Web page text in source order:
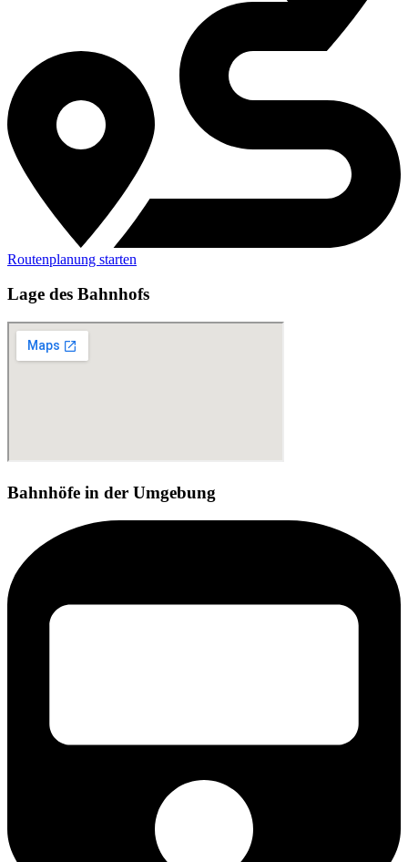
Routenplanung starten
Lage des Bahnhofs
Bahnhöfe in der Umgebung